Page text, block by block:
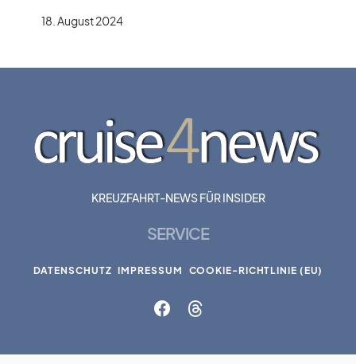
18. August 2024
KREUZFAHRT-NEWS FÜR INSIDER
SERVICE
DATENSCHUTZ IMPRESSUM COOKIE-RICHTLINIE (EU)